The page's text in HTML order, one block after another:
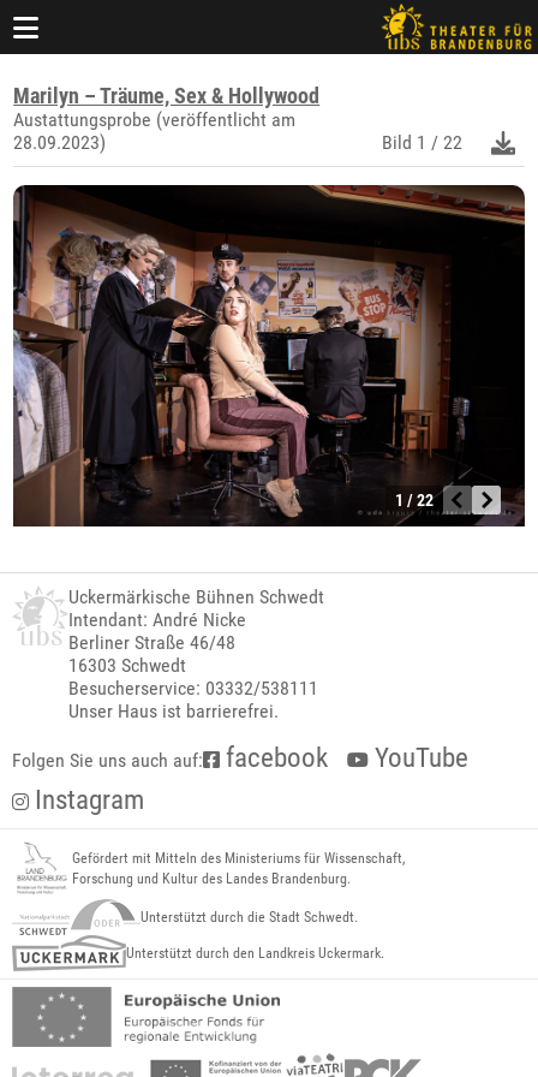
Marilyn – Träume, Sex & Hollywood
Austattungsprobe (veröffentlicht am
28.09.2023)
Bild 1 / 22
1 / 22
Uckermärkische Bühnen Schwedt
Intendant: André Nicke
Berliner Straße 46/48
16303 Schwedt
Besucherservice: 03332/538111
Unser Haus ist barrierefrei.
Folgen Sie uns auch auf: facebook
YouTube
Instagram
Gefördert mit Mitteln des Ministeriums für Wissenschaft,
Forschung und Kultur des Landes Brandenburg.
Unterstützt durch die Stadt Schwedt.
Unterstützt durch den Landkreis Uckermark.